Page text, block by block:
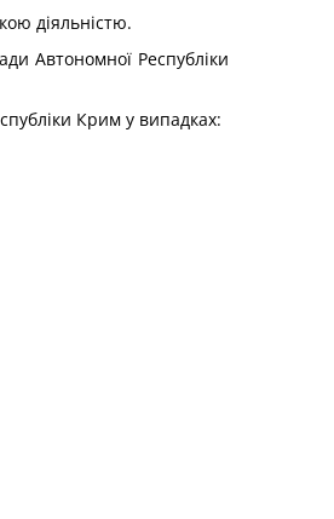
діяльністю.
Автономної Республіки
Крим у випадках: